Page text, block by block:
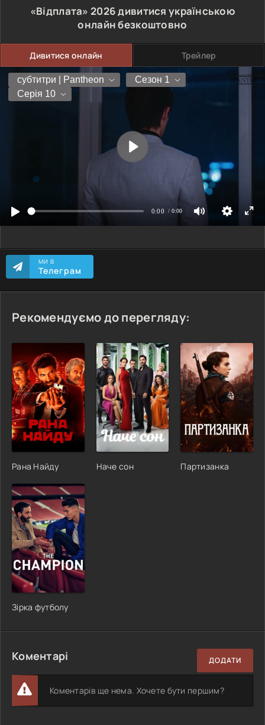
«Відплата»2026дивитися українською
онлайн безкоштовно
Дивитися онлайн Трейлер
МИ В
Телеграм
Рекомендуємо до перегляду:
Рана Найду Наче сон Партизанка
Зірка футболу
Коментарі ДОДАТИ
Коментарів ще нема. Хочете бути першим?